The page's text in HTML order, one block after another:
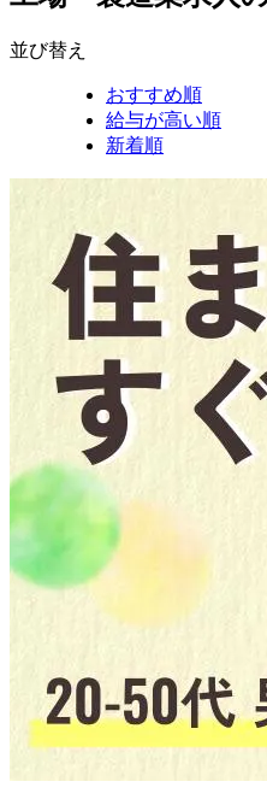
並び替え
おすすめ順
給与が高い順
新着順